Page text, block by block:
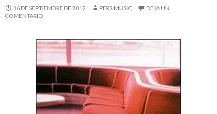
16 DE SEPTIEMBRE DE 2012 PERSIMUSIC
DEJA UN
COMENTARIO